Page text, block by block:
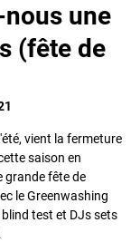
une
(fête de
vient la fermeture
saison en
grande fête de
le Greenwashing
test et DJs sets